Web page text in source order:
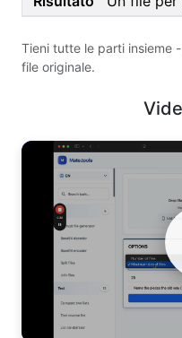
Tieni tutte le parti insieme
file originale.